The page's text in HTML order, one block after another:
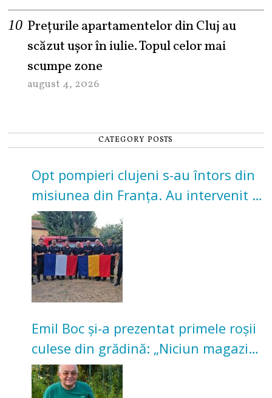
Prețurile apartamentelor din Cluj au
scăzut ușor în iulie. Topul celor mai
scumpe zone
august 4, 2026
CATEGORY POSTS
Opt pompieri clujeni s-au întors din
misiunea din Franța. Au intervenit la
incendii de vegetație și pădure
Emil Boc și-a prezentat primele roșii
culese din grădină: „Niciun magazin
nu poate oferi această satisfacție”